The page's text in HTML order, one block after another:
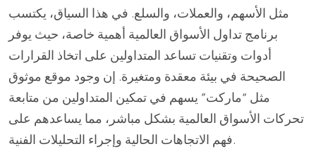
مثل الأسهم، والعملات، والسلع. في هذا السياق، يكتسب
برنامج تداول الأسواق العالمية أهمية خاصة، حيث يوفر
أدوات وتقنيات تساعد المتداولين على اتخاذ القرارات
الصحيحة في بيئة معقدة ومتغيرة. إن وجود موقع موثوق
مثل “ماركت” يسهم في تمكين المتداولين من متابعة
تحركات الأسواق العالمية بشكل مباشر، مما يساعدهم على
فهم الاتجاهات الحالية وإجراء التحليلات الفنية.